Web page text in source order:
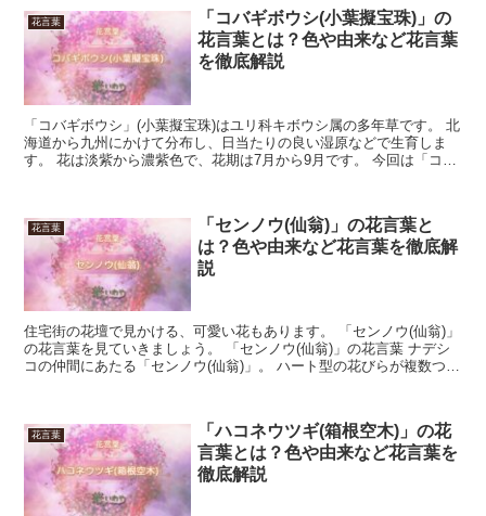
花言葉
「コバギボウシ(小葉擬宝珠)」の
花言葉とは？色や由来など花言葉
を徹底解説
「コバギボウシ」(小葉擬宝珠)はユリ科キボウシ属の多年草です。 北
海道から九州にかけて分布し、日当たりの良い湿原などで生育しま
す。 花は淡紫から濃紫色で、花期は7月から9月です。 今回は「コバ
花言葉
「センノウ(仙翁)」の花言葉と
は？色や由来など花言葉を徹底解
説
住宅街の花壇で見かける、可愛い花もあります。 「センノウ(仙翁)」
の花言葉を見ていきましょう。 「センノウ(仙翁)」の花言葉 ナデシ
コの仲間にあたる「センノウ(仙翁)」。 ハート型の花びらが複数つい
花言葉
「ハコネウツギ(箱根空木)」の花
言葉とは？色や由来など花言葉を
徹底解説